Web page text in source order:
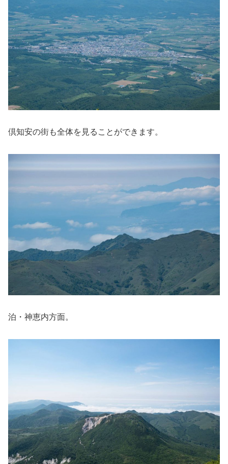
倶知安の街も全体を見ることができます。
泊・神恵内方面。